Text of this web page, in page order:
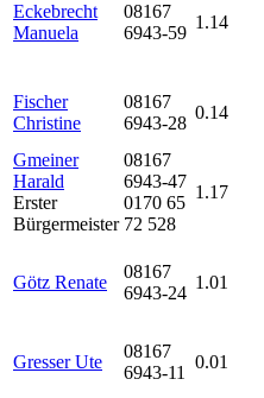
Eckebrecht
Manuela
08167
6943-59
1.14
Fischer
Christine
08167
6943-28
0.14
Gmeiner
Harald
Erster
Bürgermeister
08167
6943-47
0170 65
72 528
1.17
Götz Renate
08167
6943-24
1.01
Gresser Ute
08167
6943-11
0.01